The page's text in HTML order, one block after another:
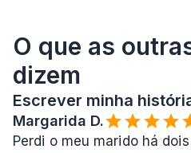
O que as
dizem
Escrever minha
Margarida D.
Perdi o meu marido há